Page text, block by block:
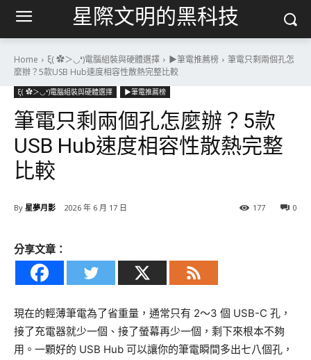
星際文明的黑科技
Home ξ( ✿＞◡❛)電腦組裝與硬體選擇 ▶筆電推薦榜
筆電只剩兩個孔怎
麼辦？5款USB Hub速度相容性散熱完整比較
ξ( ✿＞◡❛)電腦組裝與硬體選擇 ▶筆電推薦榜
筆電只剩兩個孔怎麼辦？5款
USB Hub速度相容性散熱完整
比較
By 星夢月影 2026 年 6 月 17 日 0
177
分享文章：
現在的輕薄筆電為了省重量，通常只有 2～3 個 USB-C 孔，
接了充電器就少一個、接了螢幕再少一個，剩下來根本不夠
用。一顆好的 USB Hub 可以讓你的筆電瞬間多出七八個孔，